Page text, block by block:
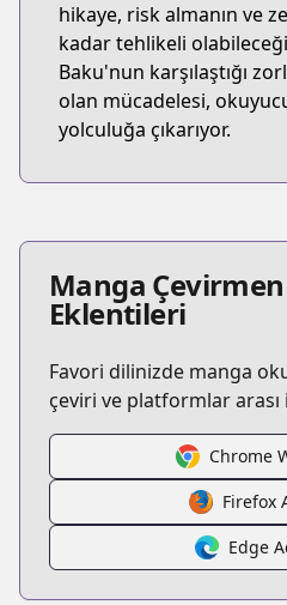
hikaye, risk almanın ve
kadar tehlikeli
Baku'nun karşılaştığı
olan mücadelesi,
yolculuğa çıkarıyor.
Manga
Eklentileri
Favori dilinizde manga
çeviri ve platformlar
Chrome
Firefox
Edge